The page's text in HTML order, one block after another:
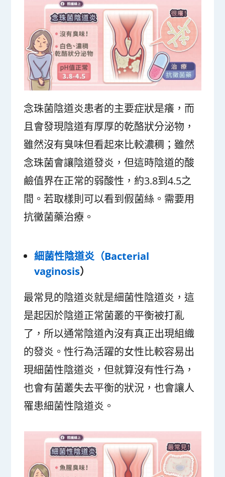
念珠菌陰道炎患者的主要症狀是癢，而
且會發現陰道有厚厚的乾酪狀分泌物，
雖然沒有臭味但看起來比較濃稠；雖然
念珠菌會讓陰道發炎，但這時陰道的酸
鹼值界在正常的弱酸性，約3.8到4.5之
間。若取樣則可以看到假菌絲。需要用
抗黴菌藥治療。
細菌性陰道炎（Bacterial
vaginosis）
最常見的陰道炎就是細菌性陰道炎，這
是起因於陰道正常菌叢的平衡被打亂
了，所以通常陰道內沒有真正出現組織
的發炎。性行為活躍的女性比較容易出
現細菌性陰道炎，但就算沒有性行為，
也會有菌叢失去平衡的狀況，也會讓人
罹患細菌性陰道炎。